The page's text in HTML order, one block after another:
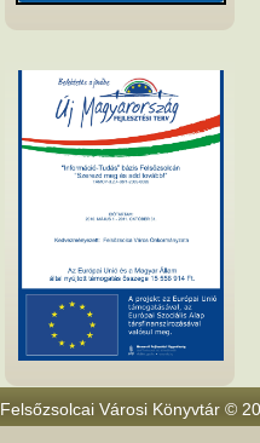
Felsőzsolcai Városi Könyvtár ©